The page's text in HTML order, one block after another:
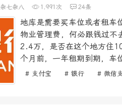
杂七杂八 1,991次 24条
地库是需要买车位或者租车
物业管理费，何必跟钱过
2.4万，是否在这个地方住
个月前，一年租期到期，车
# 支付宝 # 银行 # 微信